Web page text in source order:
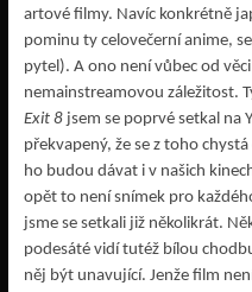
artové filmy. Navíc konkrétně
pominu ty celovečerní anime,
pytel). A ono není vůbec od
nemainstreamovou záležitost.
Exit 8jsem se poprvé setkal na
překvapený, že se z toho
ho budou dávat i v našich
opět to není snímek pro
jsme se setkali již několikrát.
podesáté vidí tutéž bílou
něj být unavující. Jenže film